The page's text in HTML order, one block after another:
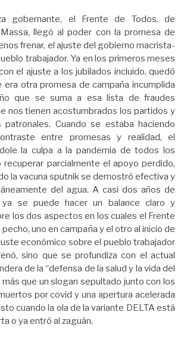
gobernante, el Frente de Todos, de
llegó al poder con la promesa de
frenar, el ajuste del gobierno macrista-
trabajador. Ya en los primeros meses
el ajuste a los jubilados incluido, quedó
era otra promesa de campaña incumplida
que se suma a esa lista de fraudes
nos tienen acostumbrados los partidos y
Cuando se estaba haciendo
entre promesas y realidad, el
la culpa a la pandemia de todos los
recuperar parcialmente el apoyo perdido,
la vacuna sputnik se demostró efectiva y
del agua. A casi dos años de
ya se puede hacer un balance claro y
los dos aspectos en los cuales el Frente
uno en campaña y el otro al inicio de
económico sobre el pueblo trabajador
sino que se profundiza con el actual
de la “defensa de la salud y la vida del
más que un slogan sepultado junto con los
por covid y una apertura acelerada
cuando la ola de la variante DELTA está
o ya entró al zaguán.